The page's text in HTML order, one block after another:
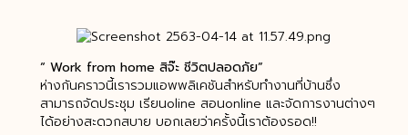
“ Work from home สิจ๊ะ ชีวิตปลอดภัย”
ห่างกันคราวนี้เรารวมแอพพลิเคชันสำหรับทำงานที่บ้านซึ่ง
สามารถจัดประชุม เรียนoline สอนonline และจัดการงานต่างๆ
ได้อย่างสะดวกสบาย บอกเลยว่าครั้งนี้เราต้องรอด!!